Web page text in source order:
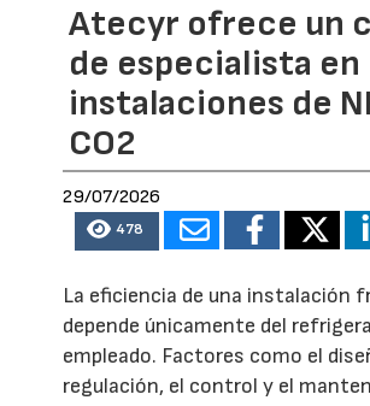
Atecyr ofrece un
de especialista en
instalaciones de
CO2
29/07/2026
478
La eficiencia de una instalación
depende únicamente del
empleado. Factores como el
regulación, el control y el